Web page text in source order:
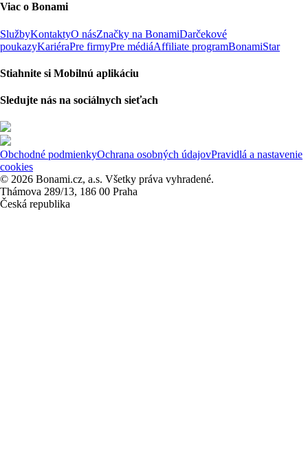
Viac o Bonami
SlužbyKontaktyO násZnačky na BonamiDarčekové
poukazyKariéraPre firmyPre médiáAffiliate programBonamiStar
Stiahnite si Mobilnú aplikáciu
Sledujte nás na sociálnych sieťach
Obchodné podmienkyOchrana osobných údajovPravidlá a nastavenie
cookies
© 2026 Bonami.cz, a.s. Všetky práva vyhradené.
Thámova 289/13, 186 00 Praha
Česká republika